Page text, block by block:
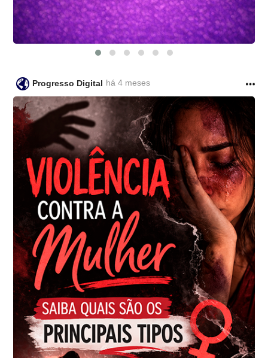
Progresso Digital há 4 meses